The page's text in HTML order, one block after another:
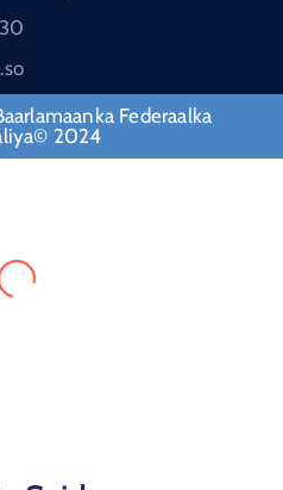
Federaalka
2024